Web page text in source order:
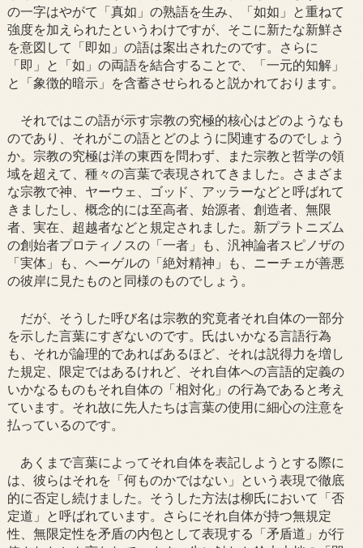
の一字はやがて「真如」の熟語を生み、「如如」と重ねて
強度を加えられたというわけですが、そこに新たな新鮮さ
を意図して「即如」の語は案出されたのです。さらに
「即」と「如」の両語を結合することで、「一元的知解」
と「象徴的暗示」を含蓄させられると説かれております。
それではこの語が示す宗教の究極的核心はどのようなも
のであり、それがこの語とどのように関連するのでしょう
か。宗教の究極は洋の東西を問わず、また宗教と哲学の領
域を超えて、種々の言葉で表現されてきました。さまざま
な宗教で神、ヤーウェ、ゴッド、アッラーなどと呼ばれて
きましたし、概念的には至高者、始源者、創造者、無限
者、実在、超越者などと規定されました。新プラトニズム
の創始者プロティノスの「一者」も、汎神論者スピノザの
「実体」も、ヘーゲルの「絶対精神」も、ニーチェが善悪
の彼岸に見たものと同様のものでしょう。
だが、そうした呼び名は宗教的究竟者それ自体の一部分
を示した言葉にすぎないのです。氏はいかなる言語行為
も、それが論理的であればあるほど、それは説得力を増し
た規定、限定ではあるけれど、それ自体への言語的定義の
いかなるものもそれ自体の「相対化」の行為であると考え
ています。それ故に先人たちは言葉の使用に細心の注意を
払っているのです。
あくまで言葉によってそれ自体を表記しようとする際に
は、彼らはそれを「何ものかではない」という表現で徹底
的に否定し続けました。そうした方法は柳氏において「否
定道」と呼ばれています。さらにそれ自体が持つ無規定
性、無限定性を矛盾の内包として表現する「矛盾道」が行